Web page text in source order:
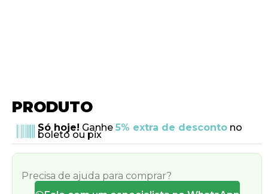
PRODUTO
Só hoje! Ganhe 5% extra de descontono
boleto ou pix
Precisa de ajuda para comprar?